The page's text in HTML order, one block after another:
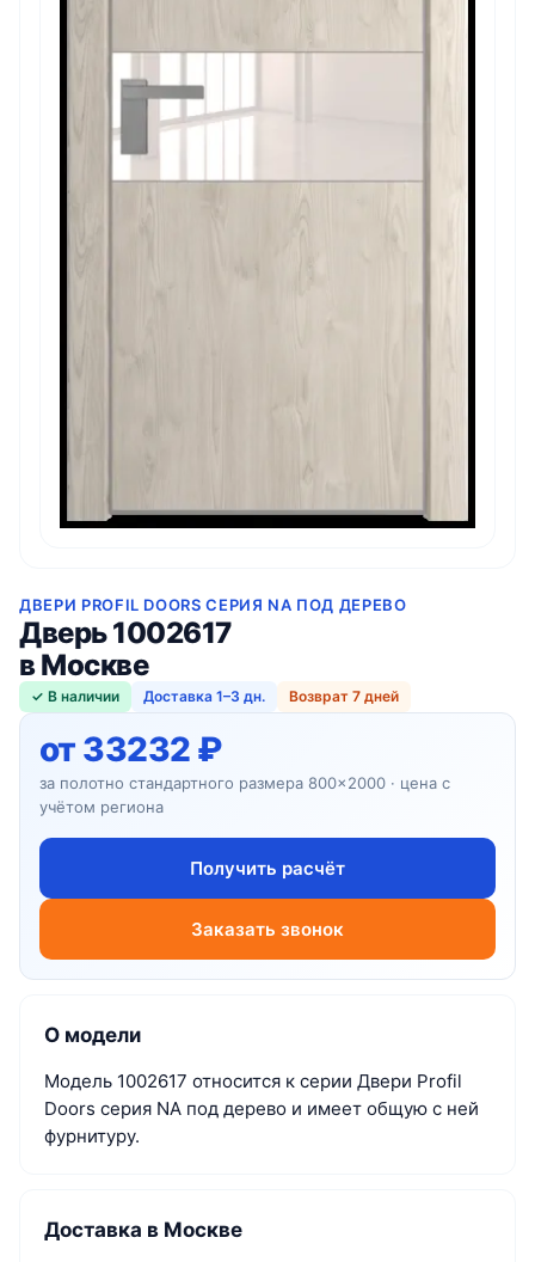
ДВЕРИ PROFIL DOORS СЕРИЯ NA ПОД ДЕРЕВО
Дверь 1002617
в Москве
✓ В наличии Доставка 1–3 дн. Возврат 7 дней
от 33232 ₽
за полотно стандартного размера 800×2000 · цена с
учётом региона
Получить расчёт
Заказать звонок
О модели
Модель 1002617 относится к серии Двери Profil
Doors серия NA под дерево и имеет общую с ней
фурнитуру.
Доставка в Москве